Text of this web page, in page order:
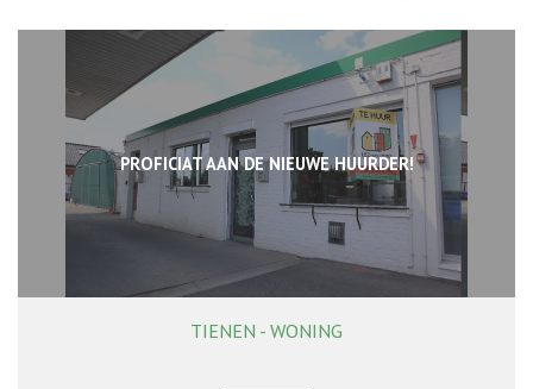
PROFICIAT AAN DE NIEUWE HUURDER!
96 m² 2
TIENEN - WONING